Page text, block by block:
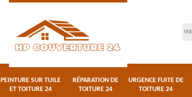
PEINTURE SUR TUILE
ET TOITURE 24
RÉPARATION DE
TOITURE 24
URGENCE FUITE DE
TOITURE 24